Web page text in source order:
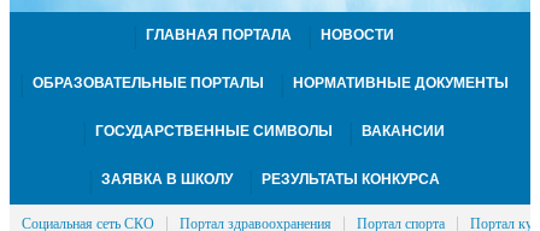
ГЛАВНАЯ ПОРТАЛА НОВОСТИ
ОБРАЗОВАТЕЛЬНЫЕ ПОРТАЛЫ НОРМАТИВНЫЕ ДОКУМЕНТЫ
ГОСУДАРСТВЕННЫЕ СИМВОЛЫ ВАКАНСИИ
ЗАЯВКА В ШКОЛУ РЕЗУЛЬТАТЫ КОНКУРСА
Социальная сеть СКО Портал здравоохранения Портал спорта Портал